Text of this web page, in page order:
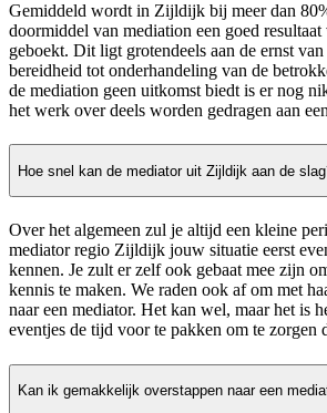
Gemiddeld wordt in Zijldijk bij meer dan
doormiddel van mediation een goed
geboekt. Dit ligt grotendeels aan de ernst
bereidheid tot onderhandeling van de
de mediation geen uitkomst biedt is er nog
het werk over deels worden gedragen aan
Hoe snel kan de mediator uit Zijldijk aan de
Over het algemeen zul je altijd een kleine
mediator regio Zijldijk jouw situatie eerst
kennen. Je zult er zelf ook gebaat mee zijn
kennis te maken. We raden ook af om met
naar een mediator. Het kan wel, maar het is
eventjes de tijd voor te pakken om te zorgen
Kan ik gemakkelijk overstappen naar een